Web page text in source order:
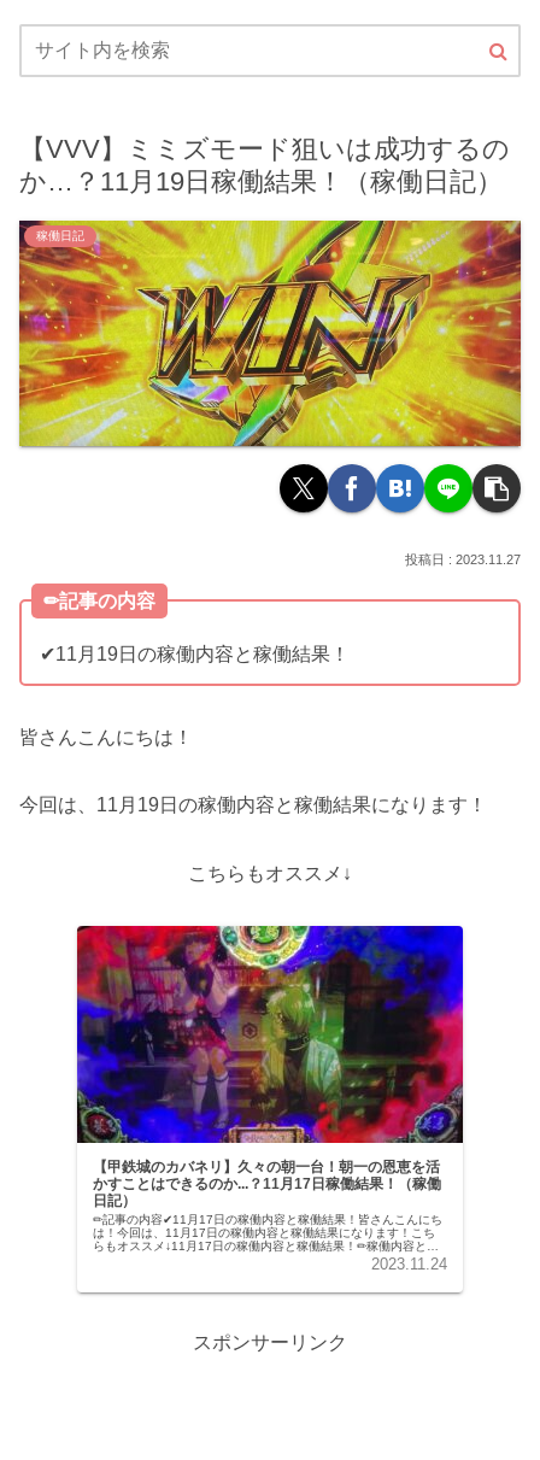
【VVV】ミミズモード狙いは成功するの
か…？11月19日稼働結果！（稼働日記）
稼働日記
2023.11.27
✏︎記事の内容
✔︎11月19日の稼働内容と稼働結果！
皆さんこんにちは！
今回は、11月19日の稼働内容と稼働結果になります！
こちらもオススメ↓
【甲鉄城のカバネリ】久々の朝一台！朝一の恩恵を活
かすことはできるのか...？11月17日稼働結果！（稼働
日記）
✏︎記事の内容✔︎11月17日の稼働内容と稼働結果！皆さんこんにち
は！今回は、11月17日の稼働内容と稼働結果になります！こち
らもオススメ↓11月17日の稼働内容と稼働結果！✏︎稼働内容と稼
働結果✔︎本日の稼働台数は2台！今回の稼働内容と結...2023.11.24
スポンサーリンク